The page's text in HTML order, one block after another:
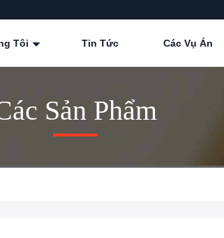
Tôi Tin Tức Các Vụ Án
Sản Phẩm